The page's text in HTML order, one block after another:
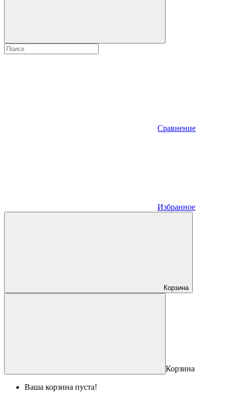
Сравнение
Избранное
Корзина
Корзина
Ваша корзина пуста!